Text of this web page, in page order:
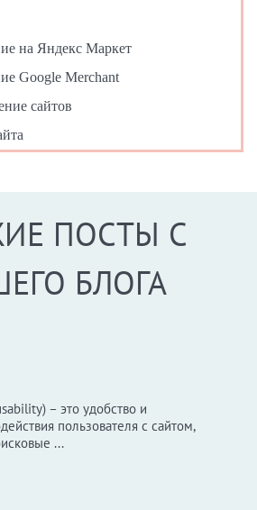
на Яндекс Маркет
Google Merchant
сайтов
ПОСТЫ С
БЛОГА
– это удобство и
пользователя с сайтом,
...